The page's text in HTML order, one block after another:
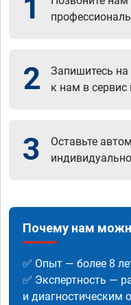
1
2
Запишитесь
к нам в сервис
3
Оставьте
Почему нам
✅ Опыт — более 8
✅ Экспертность —
и диагностическим